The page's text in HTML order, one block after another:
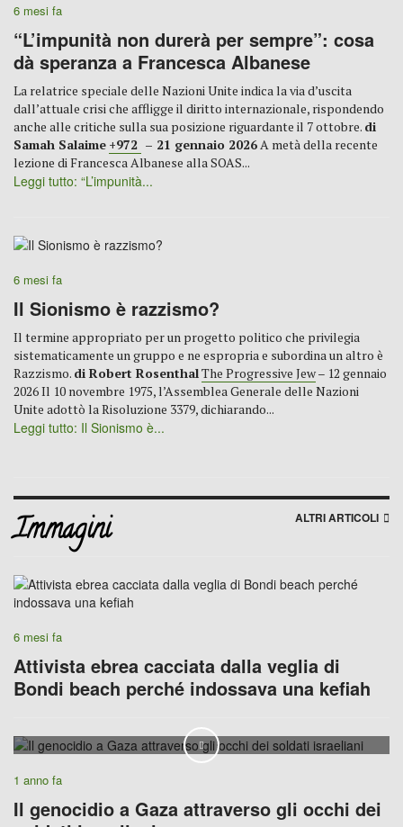
6 mesi fa
“L’impunità non durerà per sempre”: cosa
dà speranza a Francesca Albanese
La relatrice speciale delle Nazioni Unite indica la via d’uscita
dall’attuale crisi che affligge il diritto internazionale, rispondendo
anche alle critiche sulla sua posizione riguardante il 7 ottobre. di
Samah Salaime +972 – 21 gennaio 2026A metà della recente
lezione di Francesca Albanese alla SOAS...
Leggi tutto: “L’impunità...
6 mesi fa
Il Sionismo è razzismo?
Il termine appropriato per un progetto politico che privilegia
sistematicamente un gruppo e ne espropria e subordina un altro è
Razzismo. di Robert RosenthalThe Progressive Jew– 12 gennaio
2026 Il 10 novembre 1975, l’Assemblea Generale delle Nazioni
Unite adottò la Risoluzione 3379, dichiarando...
Leggi tutto: Il Sionismo è...
Immagini ALTRI ARTICOLI
6 mesi fa
Attivista ebrea cacciata dalla veglia di
Bondi beach perché indossava una kefiah
Play
1 anno fa
Il genocidio a Gaza attraverso gli occhi dei